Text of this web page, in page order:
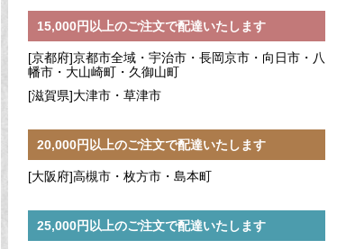
15,000円以上のご注文で配達いたします
[京都府]京都市全域・宇治市・長岡京市・向日市・八
幡市・大山崎町・久御山町
[滋賀県]大津市・草津市
20,000円以上のご注文で配達いたします
[大阪府]高槻市・枚方市・島本町
25,000円以上のご注文で配達いたします